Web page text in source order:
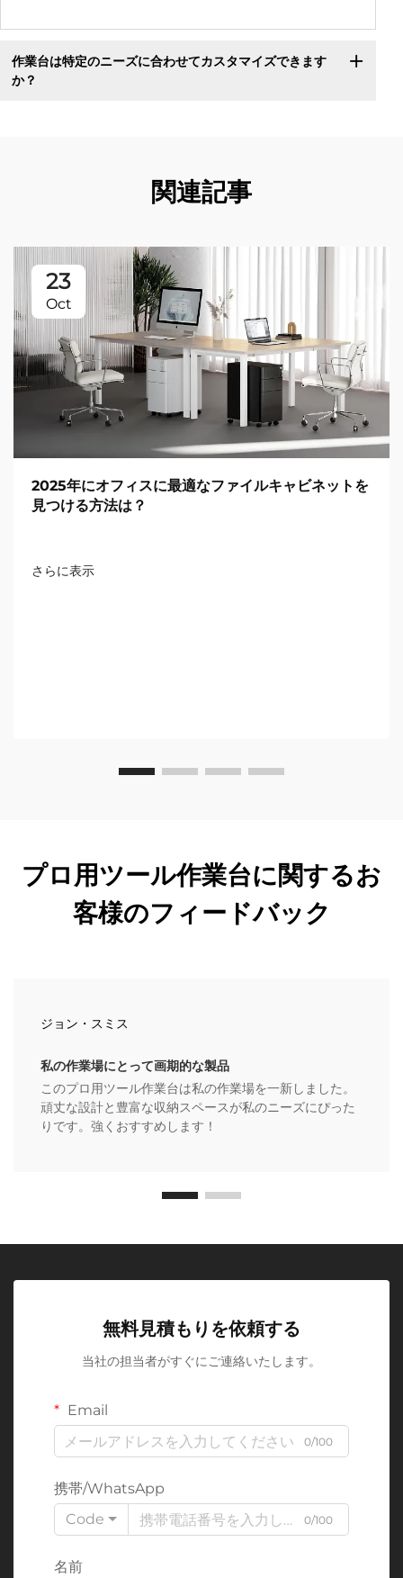
作業台は特定のニーズに合わせてカスタマイズできます
か？
関連記事
23
Oct
2025年にオフィスに最適なファイルキャビネットを
見つける方法は？
さらに表示
プロ用ツール作業台に関するお
客様のフィードバック
ジョン・スミス
私の作業場にとって画期的な製品
このプロ用ツール作業台は私の作業場を一新しました。
頑丈な設計と豊富な収納スペースが私のニーズにぴった
りです。強くおすすめします！
無料見積もりを依頼する
当社の担当者がすぐにご連絡いたします。
Email
0/100
携帯/WhatsApp
Code
0/100
名前